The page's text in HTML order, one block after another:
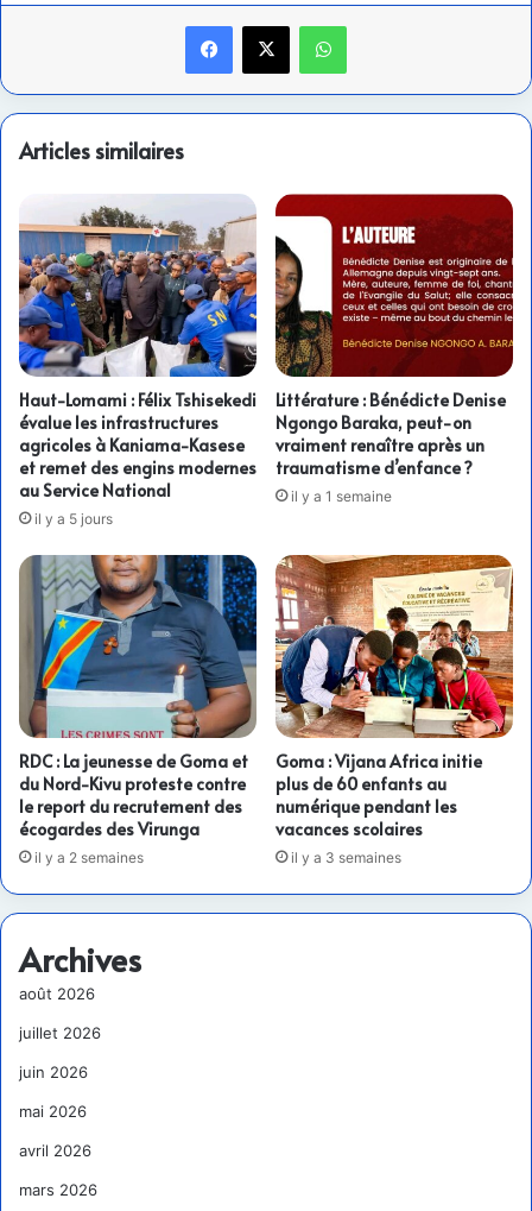
Facebook
X WhatsApp
Articles similaires
Haut-Lomami : Félix Tshisekedi
évalue les infrastructures
agricoles à Kaniama-Kasese
et remet des engins modernes
au Service National
il y a 5 jours
Littérature : Bénédicte Denise
Ngongo Baraka, peut-on
vraiment renaître après un
traumatisme d’enfance ?
il y a 1 semaine
RDC : La jeunesse de Goma et
du Nord-Kivu proteste contre
le report du recrutement des
écogardes des Virunga
il y a 2 semaines
Goma : Vijana Africa initie
plus de 60 enfants au
numérique pendant les
vacances scolaires
il y a 3 semaines
Archives
août 2026
juillet 2026
juin 2026
mai 2026
avril 2026
mars 2026